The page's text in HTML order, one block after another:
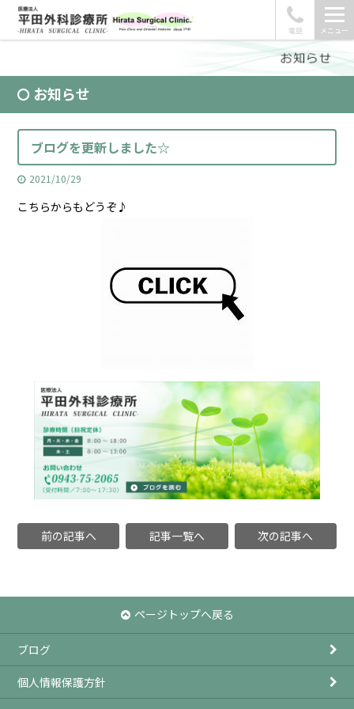
電話 メニュー
お知らせ
ブログを更新しました☆
2021/10/29
こちらからもどうぞ♪
前の記事へ 記事一覧へ 次の記事へ
ページトップへ戻る
ブログ
個人情報保護方針